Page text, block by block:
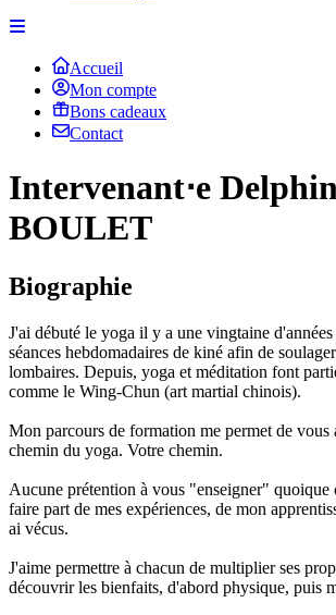
Accueil
Mon compte
Bons cadeaux
Contact
Intervenant⋅e
BOULET
Biographie
J'ai débuté le yoga il y a une vingtaine
séances hebdomadaires de kiné afin de
lombaires. Depuis, yoga et méditation font
comme le Wing-Chun (art martial chinois).
Mon parcours de formation me permet de vous
chemin du yoga. Votre chemin.
Aucune prétention à vous "enseigner" quoique
faire part de mes expériences, de mon
ai vécus.
J'aime permettre à chacun de multiplier ses
découvrir les bienfaits, d'abord physique, puis